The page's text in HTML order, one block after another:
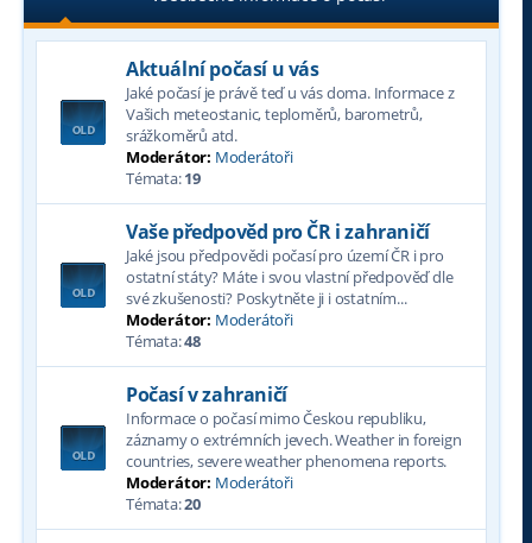
Aktuální počasí u vás
Jaké počasí je právě teď u vás doma. Informace z
Vašich meteostanic, teploměrů, barometrů,
srážkoměrů atd.
Moderátor: Moderátoři
Témata:19
Vaše předpověd pro ČR i zahraničí
Jaké jsou předpovědi počasí pro území ČR i pro
ostatní státy? Máte i svou vlastní předpověď dle
své zkušenosti? Poskytněte ji i ostatním...
Moderátor: Moderátoři
Témata:48
Počasí v zahraničí
Informace o počasí mimo Českou republiku,
záznamy o extrémních jevech. Weather in foreign
countries, severe weather phenomena reports.
Moderátor: Moderátoři
Témata:20